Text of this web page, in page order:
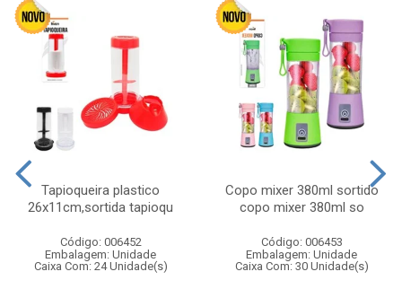
Tapioqueira plastico
26x11cm,sortida tapioqu
Código: 006452
Embalagem: Unidade
Caixa Com: 24 Unidade(s)
Copo mixer 380ml sortido
copo mixer 380ml so
Código: 006453
Embalagem: Unidade
Caixa Com: 30 Unidade(s)